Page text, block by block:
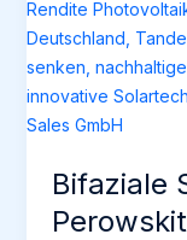
Bifaziale